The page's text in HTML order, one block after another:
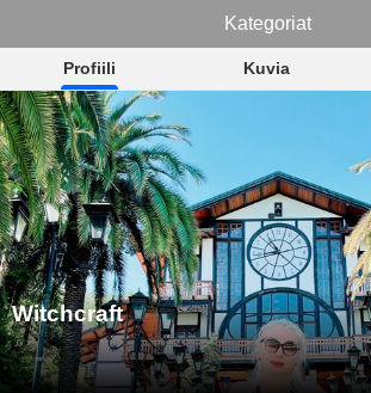
Witchcraft
Profiili Kuvia
Witchcraft
Kategoriat